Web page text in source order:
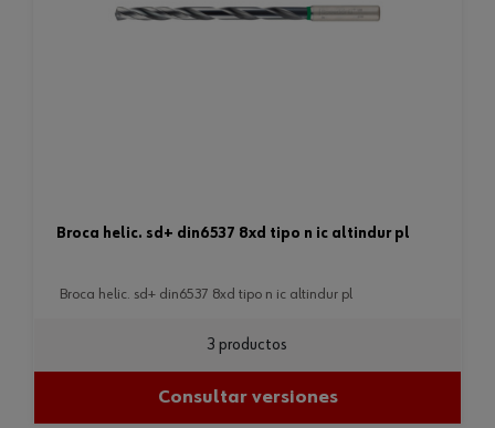
broca helic. sd+ din6537 8xd tipo n ic altindur pl
broca helic. sd+ din6537 8xd tipo n ic altindur pl
3 productos
Consultar versiones